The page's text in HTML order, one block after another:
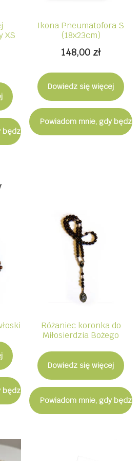
XS
dostępny
Ikona Pneumatofora S
(18x23cm)
148,00 zł
Dowiedz się więcej
Powiadom mnie, gdy
dostępny
Różaniec koronka do
Miłosierdzia Bożego
Dowiedz się więcej
Powiadom mnie, gdy